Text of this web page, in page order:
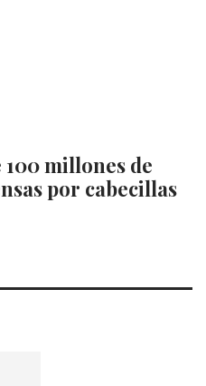
100 millones de
por cabecillas